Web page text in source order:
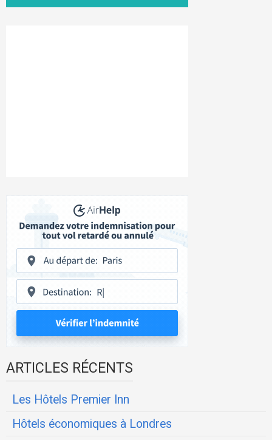
ARTICLES RÉCENTS
Les Hôtels Premier Inn
Hôtels économiques à Londres